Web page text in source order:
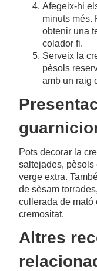
Afegeix-hi
minuts més.
obtenir una
colador fi.
Serveix la
pèsols
amb un raig
Pots decorar la
saltejades, pèsols
verge extra.
de sèsam
cullerada de mató
cremositat.
Altres